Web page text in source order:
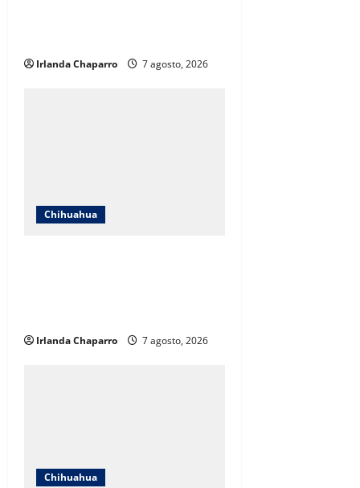
Irlanda Chaparro 7 agosto, 2026
Chihuahua
Irlanda Chaparro 7 agosto, 2026
Chihuahua